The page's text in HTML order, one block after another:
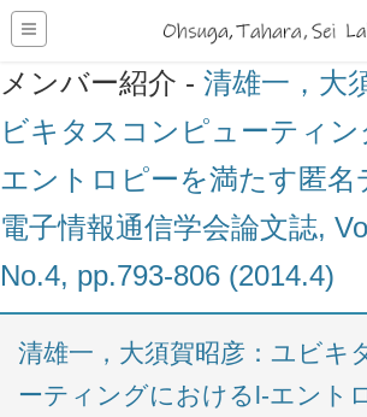
メンバー紹介 - 清雄一，大
ビキタスコンピューティ
エントロピーを満たす匿名
電子情報通信学会論文誌,
No.4, pp.793-806 (2014.4)
清雄一，大須賀昭彦：ユビキ
ーティングにおけるl-エント